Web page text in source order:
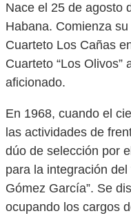
Nace el 25 de agosto
Habana. Comienza
Cuarteto Los Cañas
Cuarteto “Los
aficionado.
En 1968, cuando el
las actividades de
dúo de selección por
para la integración del
Gómez García”. Se
ocupando los cargos